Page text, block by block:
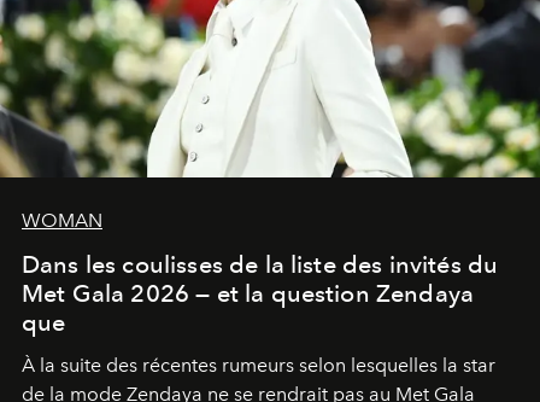
WOMAN
Dans les coulisses de la liste des invités du
Met Gala 2026 — et la question Zendaya
que
À la suite des récentes rumeurs selon lesquelles la star
de la mode Zendaya ne se rendrait pas au Met Gala